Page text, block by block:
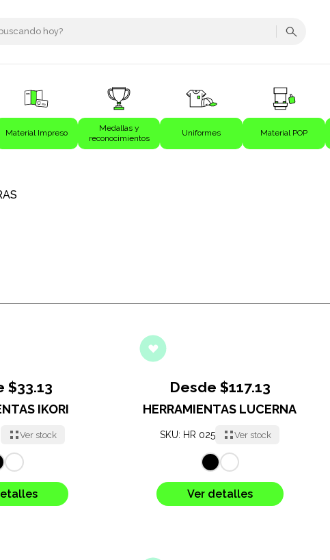
Material Impreso
Medallas y
reconocimientos
Uniformes Material POP
$33.13
IKORI
Ver stock
Desde $117.13
HERRAMIENTAS LUCERNA
SKU: HR 025 Ver stock
Ver detalles